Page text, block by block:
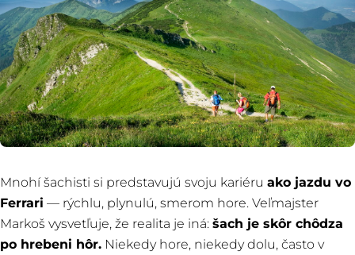
Mnohí šachisti si predstavujú svoju kariéru ako jazdu vo
Ferrari — rýchlu, plynulú, smerom hore. Veľmajster
Markoš vysvetľuje, že realita je iná: šach je skôr chôdza
po hrebeni hôr. Niekedy hore, niekedy dolu, často v